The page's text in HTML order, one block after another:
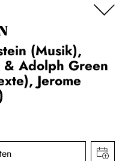
(Musik),
& Adolph Green
Jerome